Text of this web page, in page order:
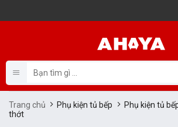
kiếm:
Trang chủ Phụ kiện tủ bếp Phụ kiện tủ
thớt